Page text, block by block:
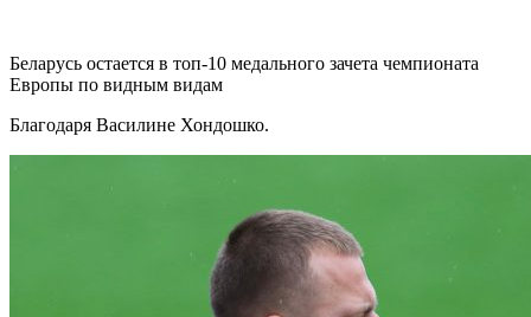
Беларусь остается в топ-10 медального зачета чемпионата
Европы по видным видам
Благодаря Василине Хондошко.